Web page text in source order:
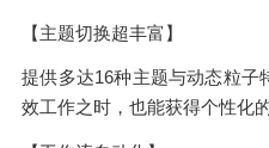
【主题切换超丰富】
提供多达16种主题与动态粒子
效工作之时，也能获得个性化